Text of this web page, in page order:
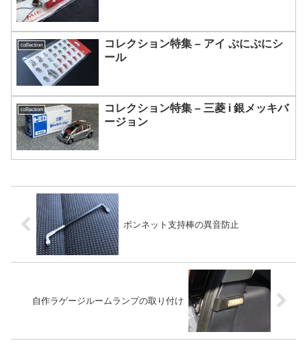
collection
コレクション特集 – アイ ぷにぷにシ
ール
collection
コレクション特集 – 三菱 i 銀メッキバ
ージョン
ボンネット支持棒の異音防止
自作ラゲージルームランプの取り付け